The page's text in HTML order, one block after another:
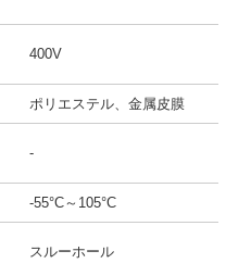
400V
ポリエステル、金属皮膜
-
-55°C～105°C
スルーホール